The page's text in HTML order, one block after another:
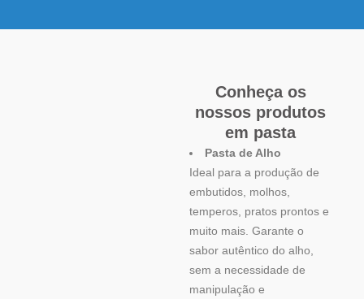
Conheça os
nossos produtos
em pasta
Pasta de Alho
Ideal para a produção de
embutidos, molhos,
temperos, pratos prontos e
muito mais. Garante o
sabor autêntico do alho,
sem a necessidade de
manipulação e